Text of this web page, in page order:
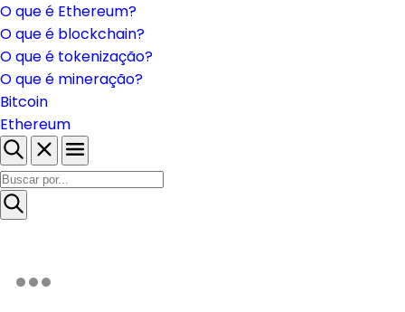
O que é Ethereum?
O que é blockchain?
O que é tokenização?
O que é mineração?
Bitcoin
Ethereum